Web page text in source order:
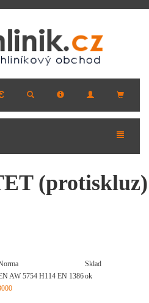
(protiskluz)
Sklad
AW 5754 H114 EN 1386ok